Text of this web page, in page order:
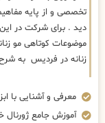
تخصصی و از پایه
دید . برای شرکت در
موضوعات کوتاهی مو
زنانه در فردیس به
معرفی و آشنایی با
آموزش جامع ژورنال